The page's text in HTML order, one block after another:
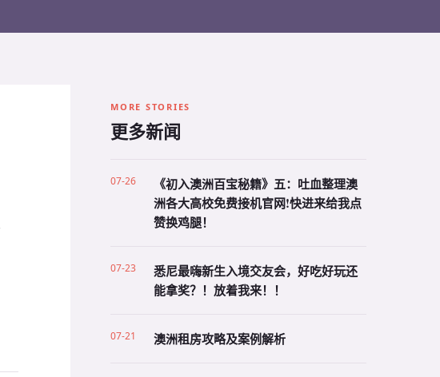
MORE STORIES
更多新闻
07-26
《初入澳洲百宝秘籍》五：吐血整理澳
洲各大高校免费接机官网!快进来给我点
赞换鸡腿！
07-23
悉尼最嗨新生入境交友会，好吃好玩还
能拿奖？！放着我来！！
07-21 澳洲租房攻略及案例解析